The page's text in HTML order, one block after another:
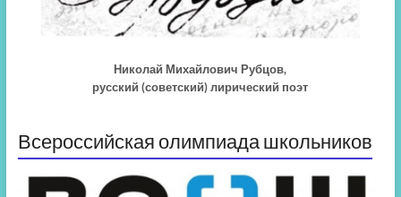
Николай Михайлович Рубцов,
русский (советский) лирический поэт
Всероссийская олимпиада школьников